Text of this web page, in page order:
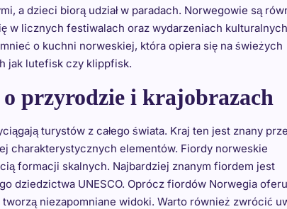
a dzieci biorą udział w paradach. Norwegowie są
w licznych festiwalach oraz wydarzeniach kulturalnych
o kuchni norweskiej, która opiera się na świeżych
jak lutefisk czy klippfisk.
przyrodzie i krajobrazach
turystów z całego świata. Kraj ten jest znany
charakterystycznych elementów. Fiordy norweskie
formacji skalnych. Najbardziej znanym fiordem jest
dziedzictwa UNESCO. Oprócz fiordów Norwegia
niezapomniane widoki. Warto również zwrócić